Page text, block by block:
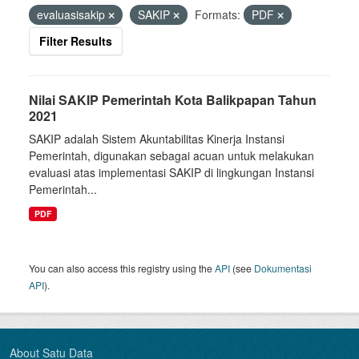
evaluasisakip
SAKIP Formats:
PDF
Filter Results
Nilai SAKIP Pemerintah Kota Balikpapan Tahun
2021
SAKIP adalah Sistem Akuntabilitas Kinerja Instansi
Pemerintah, digunakan sebagai acuan untuk melakukan
evaluasi atas implementasi SAKIP di lingkungan Instansi
Pemerintah...
PDF
You can also access this registry using theAPI (see Dokumentasi
API).
About Satu Data